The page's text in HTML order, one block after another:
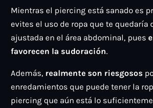
Mientras el piercing está sanado es
evites el uso de ropa que te quedaría
ajustada en el área abdominal, pues
favorecen la sudoración.
Además, realmente son riesgosos
enredamientos que puede tener la
piercing que aún está lo